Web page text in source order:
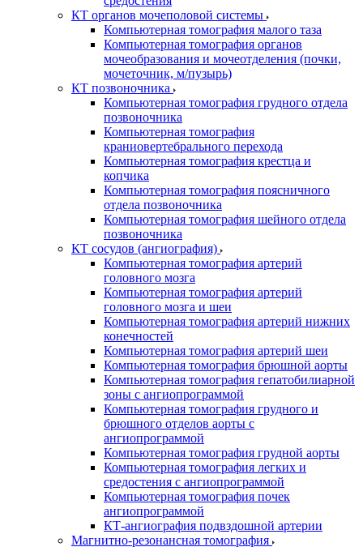
КТ органов мочеполовой системы
Компьютерная томография малого таза
Компьютерная томография органов
мочеобразования и мочеотделения (почки,
мочеточник, м/пузырь)
КТ позвоночника
Компьютерная томография грудного отдела
позвоночника
Компьютерная томография
краниовертебрального перехода
Компьютерная томография крестца и
копчика
Компьютерная томография поясничного
отдела позвоночника
Компьютерная томография шейного отдела
позвоночника
КТ сосудов (ангиография)
Компьютерная томография артерий
головного мозга
Компьютерная томография артерий
головного мозга и шеи
Компьютерная томография артерий нижних
конечностей
Компьютерная томография артерий шеи
Компьютерная томография брюшной аорты
Компьютерная томография гепатобилиарной
зоны с ангиопрограммой
Компьютерная томография грудного и
брюшного отделов аорты с
ангиопрограммой
Компьютерная томография грудной аорты
Компьютерная томография легких и
средостения с ангиопрограммой
Компьютерная томография почек
ангиопрограммой
КТ-ангиография подвздошной артерии
Магнитно-резонансная томография